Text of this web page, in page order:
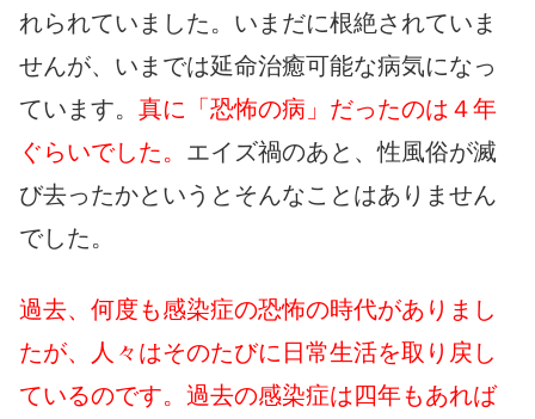
れられていました。いまだに根絶されていま
せんが、いまでは延命治癒可能な病気になっ
ています。 真に「恐怖の病」だったのは４年
ぐらいでした。 エイズ禍のあと、性風俗が滅
び去ったかというとそんなことはありません
でした。
過去、何度も感染症の恐怖の時代がありまし
たが、人々はそのたびに日常生活を取り戻し
ているのです。過去の感染症は四年もあれば